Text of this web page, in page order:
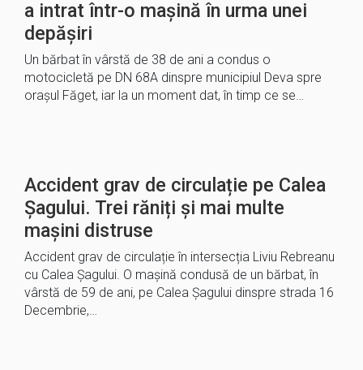
a intrat într-o mașină în urma unei
depășiri
Un bărbat în vârstă de 38 de ani a condus o
motocicletă pe DN 68A dinspre municipiul Deva spre
orașul Făget, iar la un moment dat, în timp ce se…
Accident grav de circulație pe Calea
Șagului. Trei răniți și mai multe
mașini distruse
Accident grav de circulație în intersecția Liviu Rebreanu
cu Calea Șagului. O mașină condusă de un bărbat, în
vârstă de 59 de ani, pe Calea Șagului dinspre strada 16
Decembrie,…